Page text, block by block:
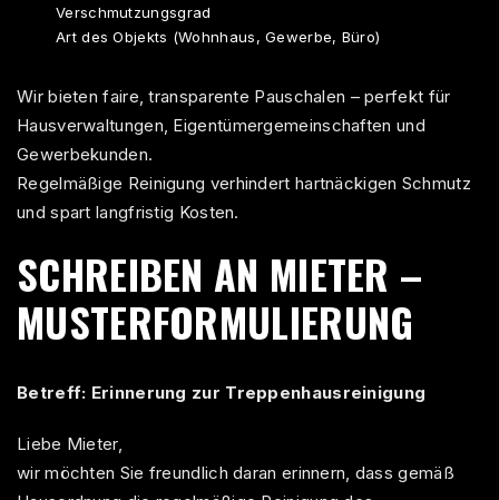
Verschmutzungsgrad
Art des Objekts (Wohnhaus, Gewerbe, Büro)
Wir bieten faire, transparente Pauschalen – perfekt für
Hausverwaltungen, Eigentümergemeinschaften und
Gewerbekunden.
Regelmäßige Reinigung verhindert hartnäckigen Schmutz
und spart langfristig Kosten.
SCHREIBEN AN MIETER –
MUSTERFORMULIERUNG
Betreff: Erinnerung zur Treppenhausreinigung
Liebe Mieter,
wir möchten Sie freundlich daran erinnern, dass gemäß